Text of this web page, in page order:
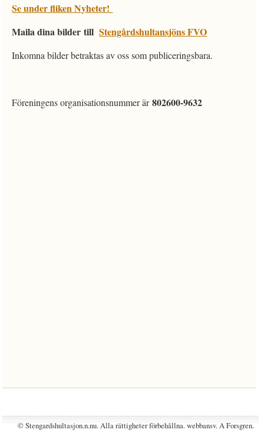
Se under fliken Nyheter!
Maila dina bildertillStengårdshultansjöns FVO
Inkomna bilder betraktas av oss som publiceringsbara.
Föreningens organisationsnummer är802600-9632
© Stengardshultasjon.n.nu. Alla rättigheter förbehållna. webbansv. A Forsgren.